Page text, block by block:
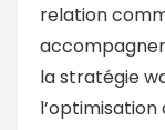
relation
la stratégie